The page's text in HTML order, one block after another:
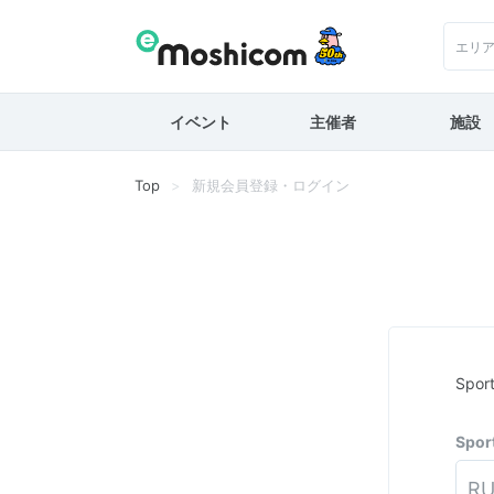
エリ
イベント 主催者 施設
Top 新規会員登録・ログイン